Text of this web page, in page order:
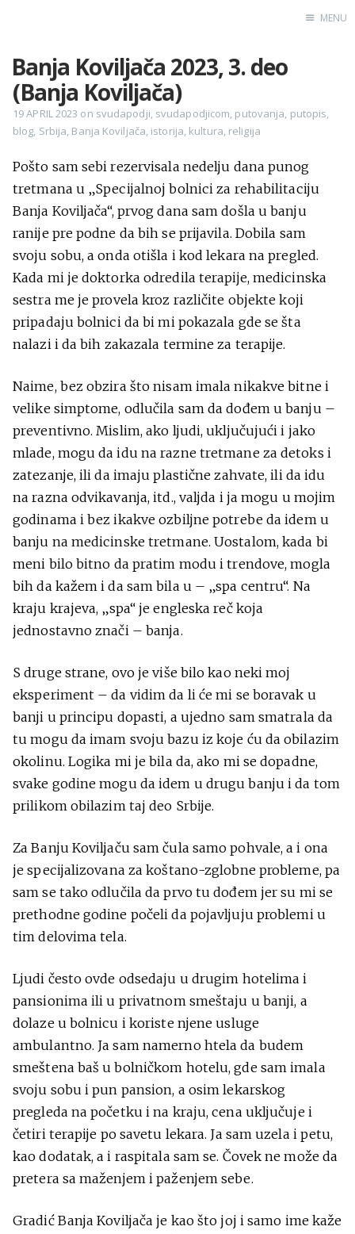
MENU
Banja Koviljača 2023, 3. deo
(Banja Koviljača)
19 APRIL 2023 on svudapodji, svudapodjicom, putovanja, putopis,
blog, Srbija, Banja Koviljača, istorija, kultura, religija
Pošto sam sebi rezervisala nedelju dana punog
tretmana u „Specijalnoj bolnici za rehabilitaciju
Banja Koviljača“, prvog dana sam došla u banju
ranije pre podne da bih se prijavila. Dobila sam
svoju sobu, a onda otišla i kod lekara na pregled.
Kada mi je doktorka odredila terapije, medicinska
sestra me je provela kroz različite objekte koji
pripadaju bolnici da bi mi pokazala gde se šta
nalazi i da bih zakazala termine za terapije.
Naime, bez obzira što nisam imala nikakve bitne i
velike simptome, odlučila sam da dođem u banju –
preventivno. Mislim, ako ljudi, uključujući i jako
mlade, mogu da idu na razne tretmane za detoks i
zatezanje, ili da imaju plastične zahvate, ili da idu
na razna odvikavanja, itd., valjda i ja mogu u mojim
godinama i bez ikakve ozbiljne potrebe da idem u
banju na medicinske tretmane. Uostalom, kada bi
meni bilo bitno da pratim modu i trendove, mogla
bih da kažem i da sam bila u – „spa centru“. Na
kraju krajeva, „spa“ je engleska reč koja
jednostavno znači – banja.
S druge strane, ovo je više bilo kao neki moj
eksperiment – da vidim da li će mi se boravak u
banji u principu dopasti, a ujedno sam smatrala da
tu mogu da imam svoju bazu iz koje ću da obilazim
okolinu. Logika mi je bila da, ako mi se dopadne,
svake godine mogu da idem u drugu banju i da tom
prilikom obilazim taj deo Srbije.
Za Banju Koviljaču sam čula samo pohvale, a i ona
je specijalizovana za koštano-zglobne probleme, pa
sam se tako odlučila da prvo tu dođem jer su mi se
prethodne godine počeli da pojavljuju problemi u
tim delovima tela.
Ljudi često ovde odsedaju u drugim hotelima i
pansionima ili u privatnom smeštaju u banji, a
dolaze u bolnicu i koriste njene usluge
ambulantno. Ja sam namerno htela da budem
smeštena baš u bolničkom hotelu, gde sam imala
svoju sobu i pun pansion, a osim lekarskog
pregleda na početku i na kraju, cena uključuje i
četiri terapije po savetu lekara. Ja sam uzela i petu,
kao dodatak, a i raspitala sam se. Čovek ne može da
pretera sa maženjem i paženjem sebe.
Gradić Banja Koviljača je kao što joj i samo ime kaže